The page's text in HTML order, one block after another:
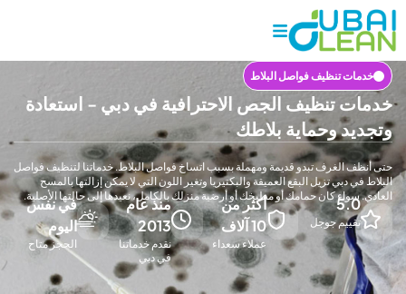
تنظيف فواصل البلاط
تنظيف الجص الاحترافية في دبي - استعادة
وحماية بلاطك
الغرف تبدو قديمة ومهملة بسبب اتساخ فواصل البلاط. خدماتنا لتنظيف فواصل
دبي تزيل البقع العميقة والبكتيريا وتغير اللون التي لا يمكن إزالتها بالمسح
كان حمامك أو مطبخك أو أرضية منزلك بالكامل، نعيدها إلى حالتها الأصلية.
جوجل
أكثر من
10 آلاف
عملاء سعداء
منذ عام
2013
نقدم خدماتنا
في دبي
في نفس
اليوم
الحجز متاح